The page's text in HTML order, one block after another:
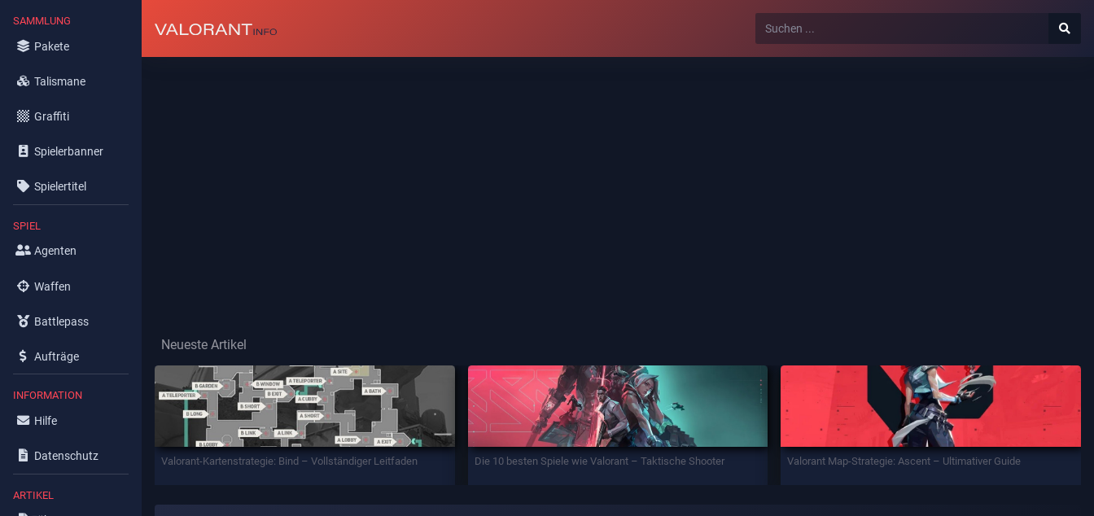
SAMMLUNG
Pakete
Talismane
Graffiti
Spielerbanner
Spielertitel
SPIEL
Agenten
Waffen
Battlepass
Aufträge
INFORMATION
Hilfe
Datenschutz
ARTIKEL
Neueste Artikel
Valorant-Kartenstrategie: Bind – Vollständiger Leitfaden Die 10 besten Spiele wie Valorant – Taktische Shooter Valorant Map-Strategie: Ascent – Ultimativer Guide